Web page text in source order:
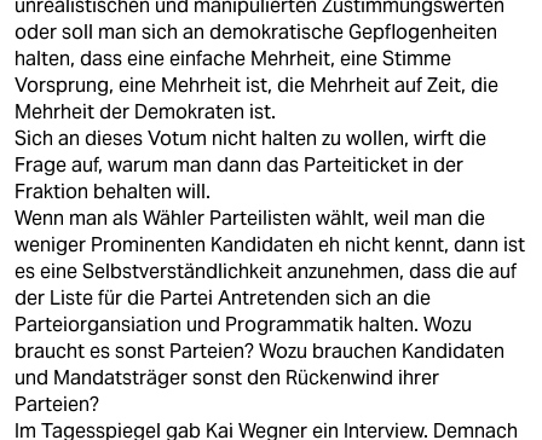
unrealistischen und manipulierten Zustimmungswerten
oder soll man sich an demokratische Gepflogenheiten
halten, dass eine einfache Mehrheit, eine Stimme
Vorsprung, eine Mehrheit ist, die Mehrheit auf Zeit, die
Mehrheit der Demokraten ist.
Sich an dieses Votum nicht halten zu wollen, wirft die
Frage auf, warum man dann das Parteiticket in der
Fraktion behalten will.
Wenn man als Wähler Parteilisten wählt, weil man die
weniger Prominenten Kandidaten eh nicht kennt, dann ist
es eine Selbstverständlichkeit anzunehmen, dass die auf
der Liste für die Partei Antretenden sich an die
Parteiorgansiation und Programmatik halten. Wozu
braucht es sonst Parteien? Wozu brauchen Kandidaten
und Mandatsträger sonst den Rückenwind ihrer
Parteien?
Im Tagesspiegel gab Kai Wegner ein Interview. Demnach